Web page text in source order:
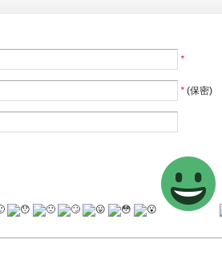
*
*(保密)